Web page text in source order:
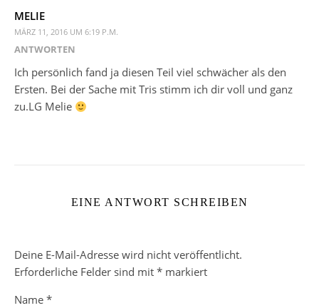
MELIE
MÄRZ 11, 2016 UM 6:19 P.M.
ANTWORTEN
Ich persönlich fand ja diesen Teil viel schwächer als den
Ersten. Bei der Sache mit Tris stimm ich dir voll und ganz
zu.LG Melie
EINE ANTWORT SCHREIBEN
Deine E-Mail-Adresse wird nicht veröffentlicht.
Erforderliche Felder sind mit * markiert
Name *